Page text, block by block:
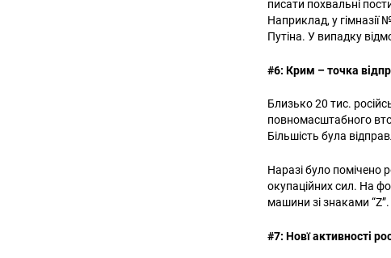
писати похвальні
Наприклад, у гімназії
Путіна. У випадку
#6: Крим – точка
Близько 20 тис.
повномасштабного
Більшість була
Наразі було помічено
окупаційних сил. На
машини зі знаками “Z”.
#7: Новї активності